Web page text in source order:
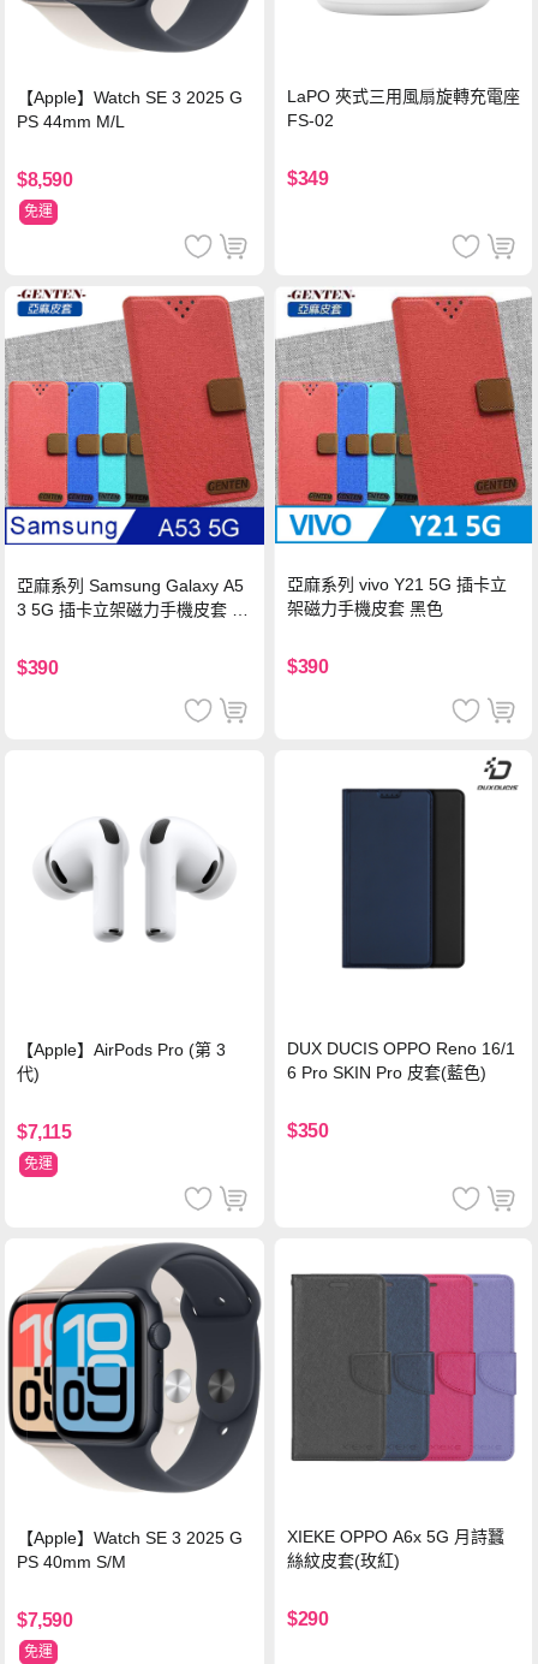
【Apple】Watch SE 3 2025 G
PS 44mm M/L
$8,590
免運
LaPO 夾式三用風扇旋轉充電座
FS-02
$349
亞麻系列 Samsung Galaxy A5
3 5G 插卡立架磁力手機皮套 藍
$390
亞麻系列 vivo Y21 5G 插卡立
架磁力手機皮套 黑色
$390
【Apple】AirPods Pro (第 3
代)
$7,115
免運
DUX DUCIS OPPO Reno 16/1
6 Pro SKIN Pro 皮套(藍色)
$350
【Apple】Watch SE 3 2025 G
PS 40mm S/M
$7,590
免運
XIEKE OPPO A6x 5G 月詩蠶
絲紋皮套(玫紅)
$290